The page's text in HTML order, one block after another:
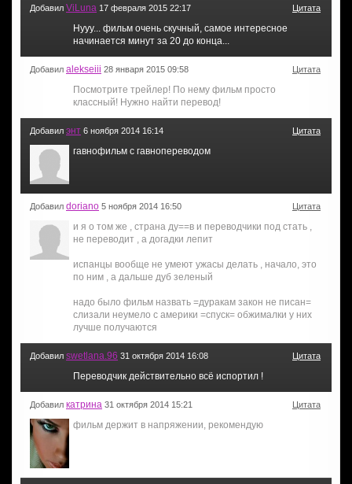
Добавил ViLuna 17 февраля 2015 22:17 Цитата
Нууу... фильм очень скучный, самое интересное
начинается минут за 20 до конца...
Добавил alekseiii 28 января 2015 09:58 Цитата
Посмотрите трейлер! По нему фильм просто
классный! Нужно найти перевод!
Добавил энт 6 ноября 2014 16:14 Цитата
гавнофильм с гавнопереводом
Добавил doriano 5 ноября 2014 16:50 Цитата
и я о том же , страна ду==в и переводчики под стать ,
не переводит , а догадки лепит
испанцы вообще не умеют ужасы делать , начало, это
по ним , а дальше дуб зеленый
надо было фильм назвать =дуракам закон не писан=
слизали неумело с америки =спуск= обжималки у них
лучше получаются
Добавил swetlana.96 31 октября 2014 16:08 Цитата
Переводчик действительно всё испортил !
Добавил катрина 31 октября 2014 15:21 Цитата
фильм держит в напряжении, рекомендую